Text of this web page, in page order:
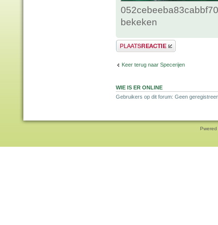
bekeken
Plaats een reactie
Keer terug naar Specerijen
WIE IS ER ONLINE
Gebruikers op dit forum: Geen